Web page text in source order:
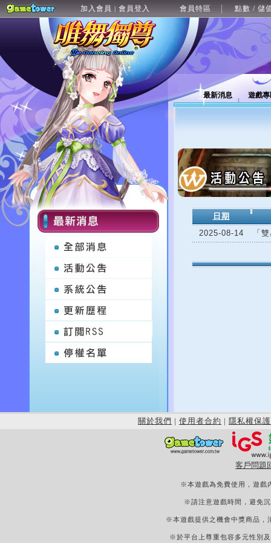
加入會員 | 會員登入 會員特區 點數 / 儲
最新消息 遊戲
日期
2025-08-14
「
關於我們 | 使用者合約 | 隱私權保護
客戶問題
※本遊戲為免費使用，遊戲
※請注意遊戲時間，避免
※本遊戲提供之機會中獎商品，
※於平台上尊重包容多元性別